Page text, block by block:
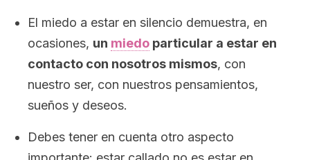
El miedo a estar en silencio demuestra, en
ocasiones, un miedo particular a estar en
contacto con nosotros mismos, con
nuestro ser, con nuestros pensamientos,
sueños y deseos.
Debes tener en cuenta otro aspecto